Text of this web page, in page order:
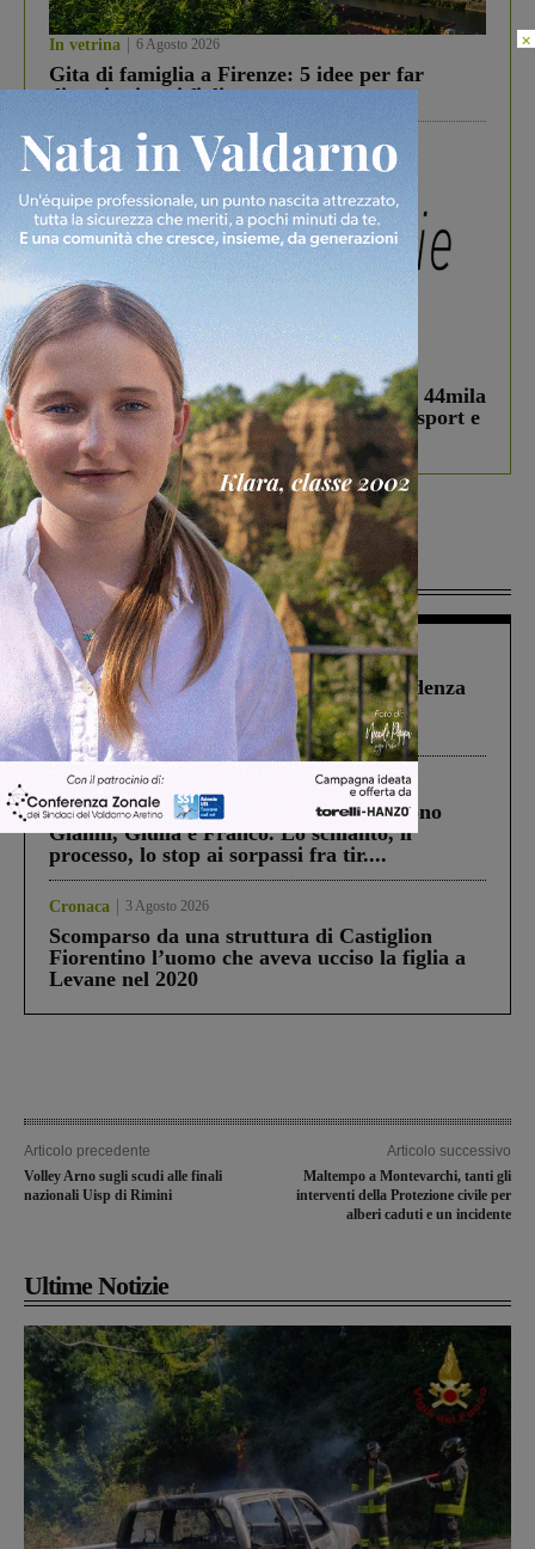
In vetrina 6 Agosto 2026
Gita di famiglia a Firenze: 5 idee per far
divertire i tuoi figli
In vetrina 3 Agosto 2026
Estra Notizie agosto: Smart Cities, oltre 44mila
studenti coinvolti, torna il bando per lo sport e
debutta il podcast Estrair
Più lette
Figline Incisa Valdarno 1 Agosto 2026
Piscina di Figline finanziata oltre la scadenza
Pnrr, il gruppo di Fratelli d’Italia: “Un
ringraziamento al Governo”
Cronaca 4 Agosto 2026
Un anno fa la strage in A1 in cui morirono
Gianni, Giulia e Franco. Lo schianto, il
processo, lo stop ai sorpassi fra tir....
Cronaca 3 Agosto 2026
Scomparso da una struttura di Castiglion
Fiorentino l’uomo che aveva ucciso la figlia a
Levane nel 2020
Articolo precedente
Volley Arno sugli scudi alle finali
nazionali Uisp di Rimini
Articolo successivo
Maltempo a Montevarchi, tanti gli
interventi della Protezione civile per
alberi caduti e un incidente
Ultime Notizie
×